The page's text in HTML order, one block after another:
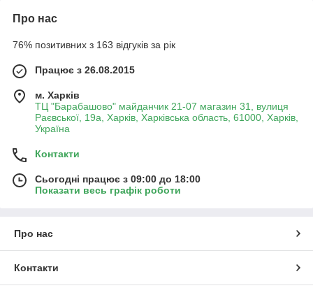
Про нас
76% позитивних з 163 відгуків за рік
Працює з 26.08.2015
м. Харків
ТЦ "Барабашово" майданчик 21-07 магазин 31, вулиця
Раєвської, 19а, Харків, Харківська область, 61000, Харків,
Україна
Контакти
Сьогодні працює з 09:00 до 18:00
Показати весь графік роботи
Про нас
Контакти